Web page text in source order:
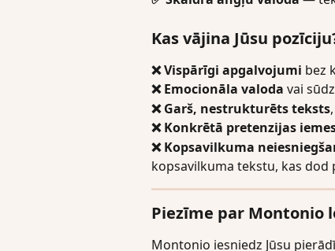
Kas vājina Jūsu
❌ Vispārīgi apgalvojumi bez
❌ Emocionāla valoda vai
❌ Garš, nestrukturēts teksts
❌ Konkrētā pretenzijas
❌ Kopsavilkuma
kopsavilkuma tekstu, kas
Piezīme par Montonio
Montonio iesniedz Jūsu